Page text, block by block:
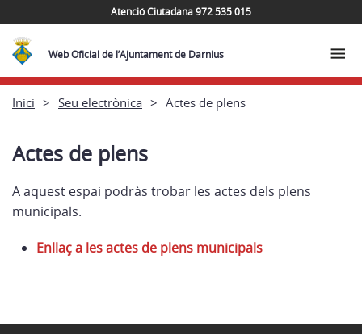
Atenció Ciutadana 972 535 015
Web Oficial de l’Ajuntament de Darnius
Inici Seu electrònica Actes de plens
Actes de plens
A aquest espai podràs trobar les actes dels plens
municipals.
Enllaç a les actes de plens municipals